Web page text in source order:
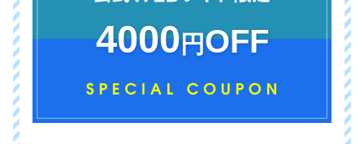
4000円OFF